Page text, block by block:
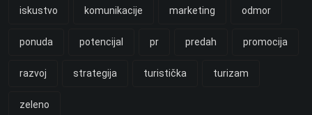
iskustvo komunikacije marketing odmor
ponuda potencijal pr predah promocija
razvoj strategija turistička turizam
zeleno